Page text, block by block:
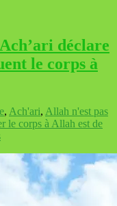
déclare
le corps à
, Ach'ari, Allah n'est pas
le corps à Allah est de